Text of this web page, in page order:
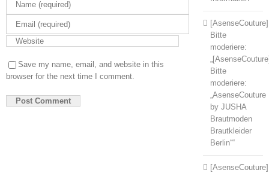
Save my name, email, and website in this
browser for the next time I comment.
[AsenseCouture]
Bitte
moderiere:
Bitte
moderiere:
„AsenseCouture
by JUSHA
Brautmoden
Brautkleider
Berlin““
[AsenseCouture]